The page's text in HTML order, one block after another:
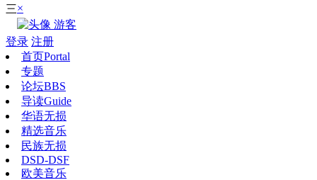
三×
游客
登录 注册
首页Portal
专题
论坛BBS
导读Guide
华语无损
精选音乐
民族无损
DSD-DSF
欧美音乐